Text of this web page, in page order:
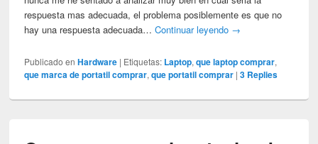
respuesta mas adecuada, el problema posiblemente es que no
hay una respuesta adecuada…Continuar leyendo →
Publicado en Hardware | Etiquetas: Laptop,que laptop comprar,
que marca de portatil comprar,que portatil comprar |3 Replies